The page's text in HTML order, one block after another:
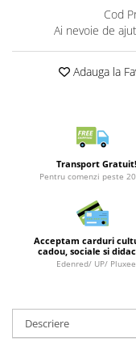
Cani/Pahare
Brelocuri
Plusuri si papusi
Carti
Totoro/Kiki etc
Minecraft
Cod
Ai nevoie de
Adauga la
Transport Gratuit!
Pentru comenzi peste
Acceptam carduri
cadou, sociale si
Edenred/ UP/ Pluxee
Descriere